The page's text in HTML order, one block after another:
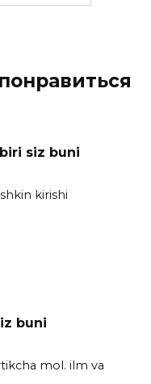
siz buni
kirishi
buni
mol. ilm va